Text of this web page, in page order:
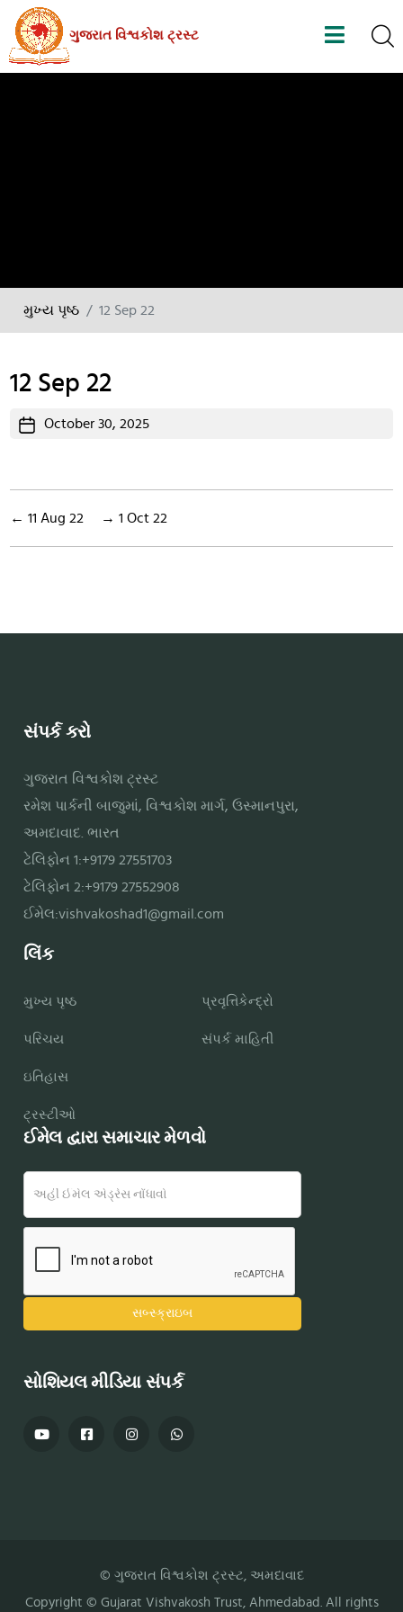
Skip
the
ગુજરાત વિશ્વકોશ ટ્રસ્ટ
મુખ્ય પૃષ્ઠ 12 Sep 22
12 Sep 22
PostOctober 30, 2025
← 11 Aug 22 → 1 Oct 22
સંપર્ક કરો
ગુજરાત વિશ્વકોશ ટ્રસ્ટ
રમેશ પાર્કની બાજુમાં, વિશ્વકોશ માર્ગ, ઉસ્માનપુરા,
અમદાવાદ. ભારત
ટેલિફોન 1:+9179 27551703
ટેલિફોન 2:+9179 27552908
ઈમેલ:vishvakoshad1@gmail.com
લિંક
મુખ્ય પૃષ્ઠ
પરિચય
ઇતિહાસ
ટ્રસ્ટીઓ
પ્રવૃત્તિકેન્દ્રો
સંપર્ક માહિતી
ઈમેલ દ્વારા સમાચાર મેળવો
સોશિયલ મીડિયા સંપર્ક
© ગુજરાત વિશ્વકોશ ટ્રસ્ટ, અમદાવાદ
Copyright © Gujarat Vishvakosh Trust, Ahmedabad. All rights